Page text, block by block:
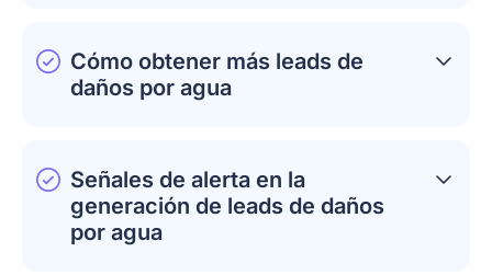
Cómo obtener más leads de
daños por agua
Señales de alerta en la
generación de leads de daños
por agua